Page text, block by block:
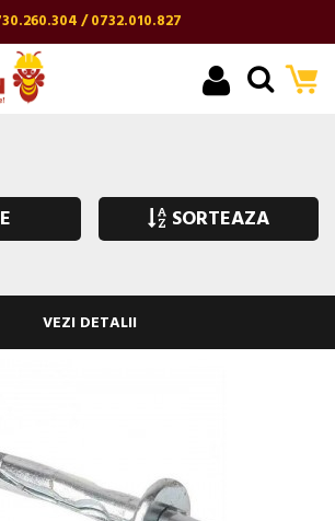
/ 0732.010.827
SORTEAZA
VEZI DETALII